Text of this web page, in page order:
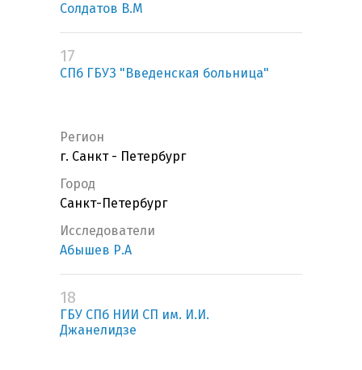
Солдатов В.М
17
СПб ГБУЗ "Введенская больница"
Регион
г. Санкт - Петербург
Город
Санкт-Петербург
Исследователи
Абышев Р.А
18
ГБУ СПб НИИ СП им. И.И.
Джанелидзе